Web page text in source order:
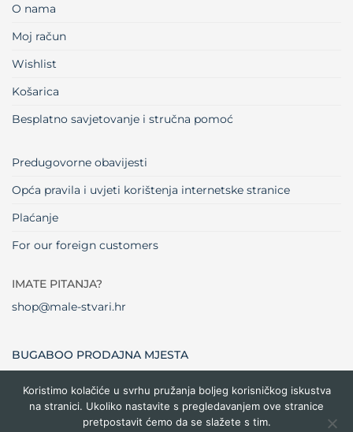
O nama
Moj račun
Wishlist
Košarica
Besplatno savjetovanje i stručna pomoć
Predugovorne obavijesti
Opća pravila i uvjeti korištenja internetske stranice
Plaćanje
For our foreign customers
IMATE PITANJA?
shop@male-stvari.hr
BUGABOO PRODAJNA MJESTA
Visa MasterCardMaestro Dinners
Club
Credit
Card
Cash
Koristimo kolačiće u svrhu pružanja boljeg korisničkog iskustva
na stranici. Ukoliko nastavite s pregledavanjem ove stranice
pretpostavit ćemo da se slažete s tim.